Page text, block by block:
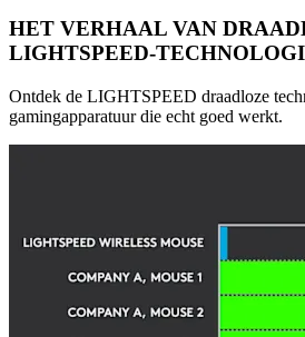
HET VERHAAL VAN
LIGHTSPEED-
Ontdek de LIGHTSPEED draadloze
gamingapparatuur die echt goed werkt.